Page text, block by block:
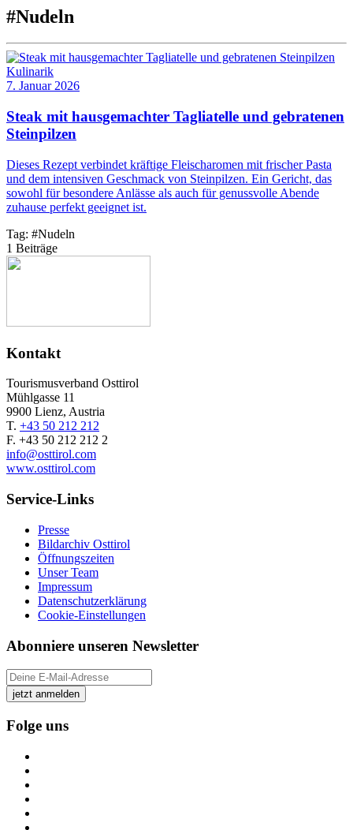
#Nudeln
Kulinarik
7. Januar 2026
Steak mit hausgemachter Tagliatelle und gebratenen
Steinpilzen
Dieses Rezept verbindet kräftige Fleischaromen mit frischer Pasta
und dem intensiven Geschmack von Steinpilzen. Ein Gericht, das
sowohl für besondere Anlässe als auch für genussvolle Abende
zuhause perfekt geeignet ist.
Tag: #Nudeln
1 Beiträge
Kontakt
Tourismusverband Osttirol
Mühlgasse 11
9900 Lienz, Austria
T. +43 50 212 212
F. +43 50 212 212 2
info@osttirol.com
www.osttirol.com
Service-Links
Presse
Bildarchiv Osttirol
Öffnungszeiten
Unser Team
Impressum
Datenschutzerklärung
Cookie-Einstellungen
Abonniere unseren Newsletter
jetzt anmelden
Folge uns